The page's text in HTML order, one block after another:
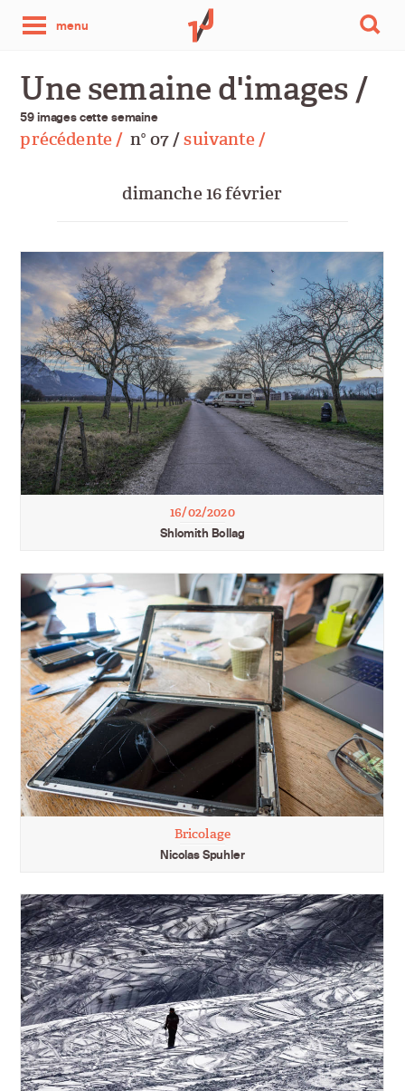
menu
photo
par
jour
Une semaine d'images /
59 images cette semaine
précédente / no 07 /suivante /
dimanche 16 février
16/02/2020
Shlomith Bollag
Bricolage
Nicolas Spuhler